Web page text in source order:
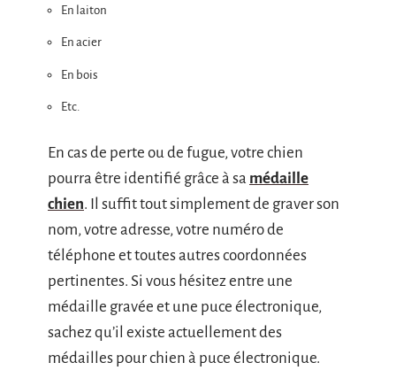
En laiton
En acier
En bois
Etc.
En cas de perte ou de fugue, votre chien
pourra être identifié grâce à sa médaille
chien. Il suffit tout simplement de graver son
nom, votre adresse, votre numéro de
téléphone et toutes autres coordonnées
pertinentes. Si vous hésitez entre une
médaille gravée et une puce électronique,
sachez qu’il existe actuellement des
médailles pour chien à puce électronique.